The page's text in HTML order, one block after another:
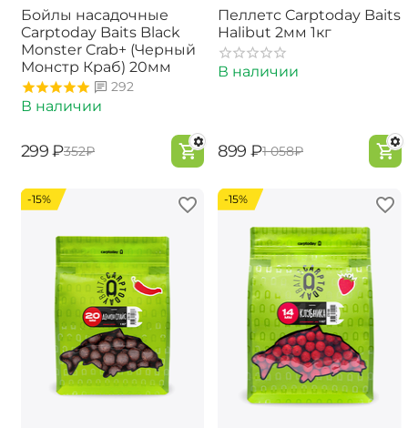
Бойлы насадочные
Carptoday Baits Black
Monster Crab+ (Черный
Монстр Краб) 20мм
292
В наличии
‍299‍ ₽‍352‍₽
Пеллетс Carptoday Baits
Halibut 2мм 1кг
В наличии
‍899‍ ₽‍1 058‍₽
-15% -15%